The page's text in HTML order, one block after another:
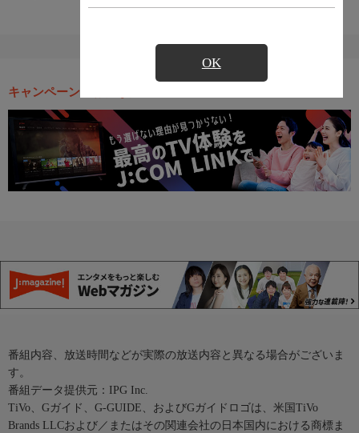
OK
キャンペーン・お得な情報
番組内容、放送時間などが実際の放送内容と異なる場合がございま
す。
番組データ提供元：IPG Inc.
TiVo、Gガイド、G-GUIDE、およびGガイドロゴは、米国TiVo
Brands LLCおよび／またはその関連会社の日本国内における商標ま